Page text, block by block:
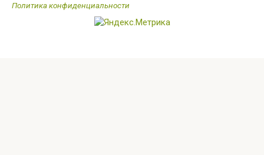
Политика конфиденциальности